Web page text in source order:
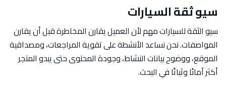
سيو ثقة السيارات
سيو الثقة للسيارات مهم لأن العميل يقارن المخاطرة قبل أن يقارن
المواصفات. نحن نساعد الأنشطة على تقوية المراجعات، ومصداقية
الموقع، ووضوح بيانات النشاط، وجودة المحتوى حتى يبدو المتجر
أكثر أمانًا وثباتًا في البحث.